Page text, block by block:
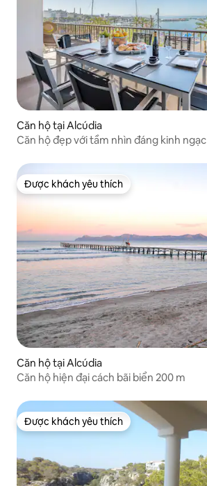
Căn hộ tại Alcúdia
Căn hộ đẹp với tầm nhìn đáng kinh ngạc
Được khách yêu thích
Được khách yêu thích
Căn hộ tại Alcúdia
Căn hộ hiện đại cách bãi biển 200 m
Được khách yêu thích
Được khách yêu thích